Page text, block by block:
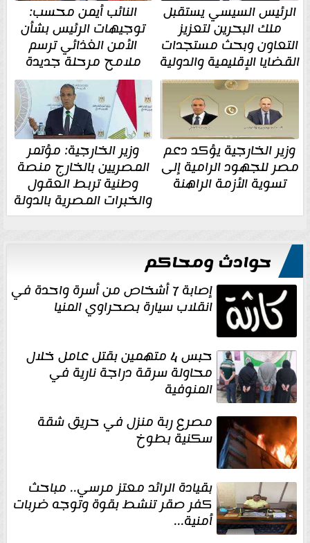
الرئيس السيسي يستقبل
ملك البحرين لتعزيز
التعاون وبحث مستجدات
القضايا الإقليمية والدولية
النائب أيمن محسب:
توجيهات الرئيس بشأن
الأمن الغذائي ترسم
ملامح مرحلة جديدة
وزير الخارجية يؤكد دعم
مصر للجهود الرامية إلى
تسوية الأزمة الراهنة
وزير الخارجية: مؤتمر
المصريين بالخارج منصة
وطنية تربط العقول
والخبرات المصرية بالدولة
حوادث ومحاكم
إصابة 7 أشخاص من أسرة واحدة في
انقلاب سيارة بصحراوي المنيا
حبس 4 متهمين بقتل عامل خلال
محاولة سرقة دراجة نارية في
المنوفية
مصرع ربة منزل في حريق شقة
سكنية بطوخ
بقيادة الرائد معتز مرسي.. مباحث
كفر صقر تنشط بقوة وتوجه ضربات
أمنية...